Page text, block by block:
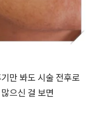
만 봐도 시술 전후로
으신 걸 보면